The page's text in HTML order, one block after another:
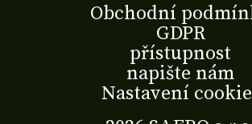
Obchodní
GDPR
přístupnost
napište nám
Nastavení